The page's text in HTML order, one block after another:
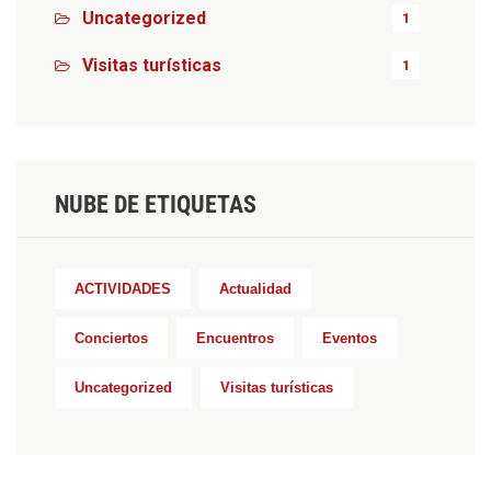
Uncategorized 1
Visitas turísticas 1
NUBE DE ETIQUETAS
ACTIVIDADES Actualidad
Conciertos Encuentros Eventos
Uncategorized Visitas turísticas